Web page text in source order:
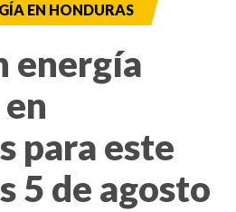
EN HONDURAS
energía
para este
5 de agosto